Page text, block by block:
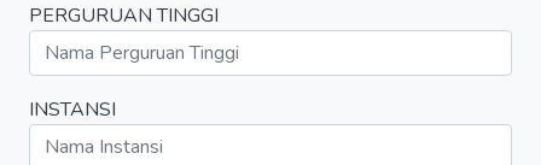
PERGURUAN TINGGI
INSTANSI